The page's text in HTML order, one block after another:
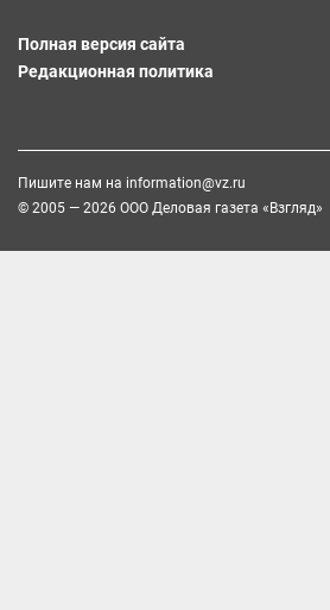
Полная версия сайта
Редакционная политика
Пишите нам на information@vz.ru
© 2005 — 2026 ООО Деловая газета «Взгляд»